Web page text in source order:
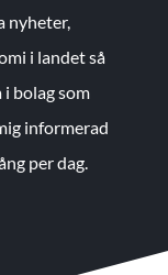
nyheter,
i landet så
bolag som
informerad
per dag.